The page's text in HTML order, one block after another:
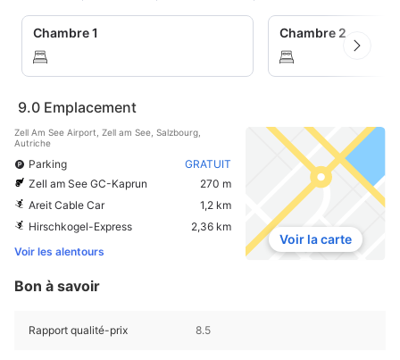
Chambre 1 Chambre 2
9.0 Emplacement
Zell Am See Airport, Zell am See, Salzbourg,
Autriche
Parking
GRATUIT
Zell am See GC-Kaprun
270 m
Areit Cable Car
1,2 km
Hirschkogel-Express
2,36 km
Voir les alentours
Voir la carte
Bon à savoir
Rapport qualité-prix 8.5